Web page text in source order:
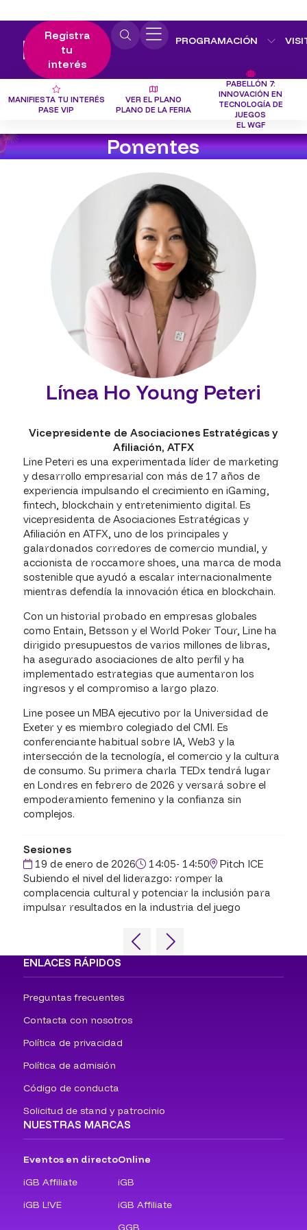
Registra
tu
interés
PROGRAMACIÓN
MANIFIESTA TU INTERÉS
PASE VIP
VER EL PLANO
PLANO DE LA FERIA
PABELLÓN 7:
INNOVACIÓN EN
TECNOLOGÍA DE
JUEGOS
EL WGF
Ponentes
Línea Ho Young Peteri
Vicepresidente de Asociaciones Estratégicas y
Afiliación, ATFX
Line Peteri es una experimentada líder de marketing
y desarrollo empresarial con más de 17 años de
experiencia impulsando el crecimiento en iGaming,
fintech, blockchain y entretenimiento digital. Es
vicepresidenta de Asociaciones Estratégicas y
Afiliación en ATFX, uno de los principales y
galardonados corredores de comercio mundial, y
accionista de roccamore shoes, una marca de moda
sostenible que ayudó a escalar internacionalmente
mientras defendía la innovación ética en blockchain.
Con un historial probado en empresas globales
como Entain, Betsson y el World Poker Tour, Line ha
dirigido presupuestos de varios millones de libras,
ha asegurado asociaciones de alto perfil y ha
implementado estrategias que aumentaron los
ingresos y el compromiso a largo plazo.
Line posee un MBA ejecutivo por la Universidad de
Exeter y es miembro colegiado del CMI. Es
conferenciante habitual sobre IA, Web3 y la
intersección de la tecnología, el comercio y la cultura
de consumo. Su primera charla TEDx tendrá lugar
en Londres en febrero de 2026 y versará sobre el
empoderamiento femenino y la confianza sin
complejos.
Sesiones
19 de enero de 2026
14:05- 14:50
Pitch ICE
Subiendo el nivel del liderazgo: romper la
complacencia cultural y potenciar la inclusión para
impulsar resultados en la industria del juego
ENLACES RÁPIDOS
Preguntas frecuentes
Contacta con nosotros
Política de privacidad
Política de admisión
Código de conducta
Solicitud de stand y patrocinio
NUESTRAS MARCAS
Eventos en directo
iGB Affiliate
iGB L!VE
Online
iGB
iGB Affiliate
GGB